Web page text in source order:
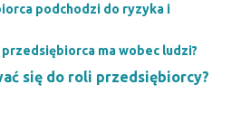
podchodzi do ryzyka i
ma wobec ludzi?
się do roli przedsiębiorcy?